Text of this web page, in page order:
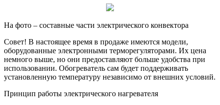
На фото – составные части электрического конвектора
Совет! В настоящее время в продаже имеются модели,
оборудованные электронными терморегуляторами. Их цена
немного выше, но они предоставляют больше удобства при
использовании. Обогреватель сам будет поддерживать
установленную температуру независимо от внешних условий.
Принцип работы электрического нагревателя